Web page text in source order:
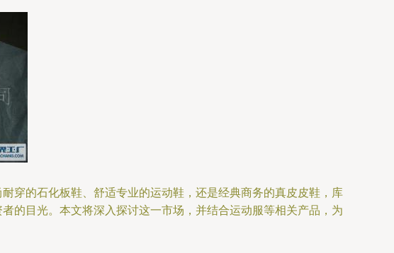
穿的石化板鞋、舒适专业的运动鞋，还是经典商务的真皮皮鞋，库
的目光。本文将深入探讨这一市场，并结合运动服等相关产品，为